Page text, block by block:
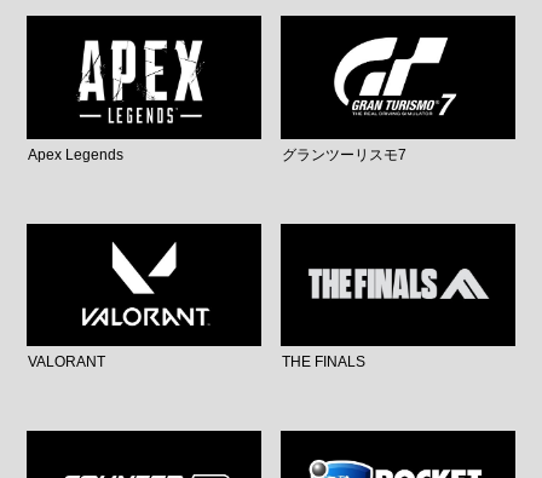
Apex Legends グランツーリスモ7
VALORANT THE FINALS